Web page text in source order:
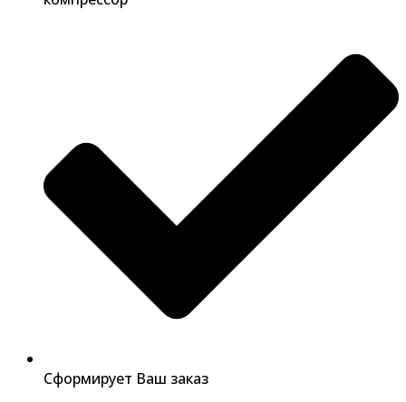
Сформирует Ваш заказ